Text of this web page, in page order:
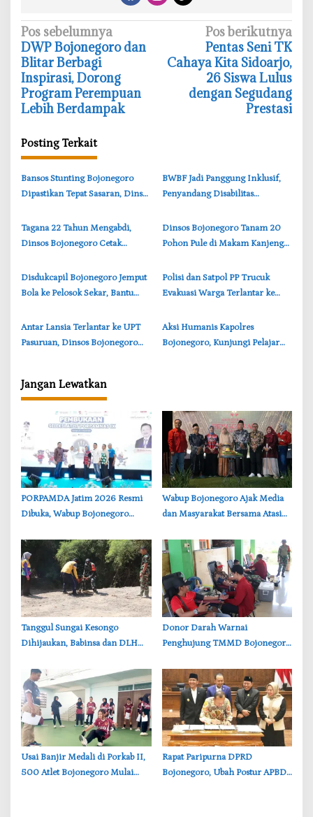
N
a
v
i
g
s
i
p
s
Pos sebelumnya
‎DWP Bojonegoro dan
Blitar Berbagi
Inspirasi, Dorong
Program Perempuan
Lebih Berdampak
Pos berikutnya
‎Pentas Seni TK
Cahaya Kita Sidoarjo,
26 Siswa Lulus
dengan Segudang
Prestasi
Posting Terkait
‎Bansos Stunting Bojonegoro
Dipastikan Tepat Sasaran, Dinsos
Data
BWBF Jadi Panggung Inklusif,
Penyandang Disabilitas
Terbaik
‎Tagana 22 Tahun Mengabdi,
Dinsos Bojonegoro Cetak
Pelatihan Dasar
‎Dinsos Bojonegoro Tanam 20
Pohon Pule di Makam Kanjeng
‎Disdukcapil Bojonegoro Jemput
Bola ke Pelosok Sekar, Bantu
‎Polisi dan Satpol PP Trucuk
Evakuasi Warga Terlantar ke
‎Antar Lansia Terlantar ke UPT
Pasuruan, Dinsos Bojonegoro
‎Aksi Humanis Kapolres
Bojonegoro, Kunjungi Pelajar
Jangan Lewatkan
‎PORPAMDA Jatim 2026 Resmi
Dibuka, Wabup Bojonegoro
Bersih
Wabup Bojonegoro Ajak Media
dan Masyarakat Bersama Atasi
‎Tanggul Sungai Kesongo
Dihijaukan, Babinsa dan DLH
Alami
‎Donor Darah Warnai
Penghujung TMMD Bojonegoro
Bergerak untuk Kemanusiaan
‎Usai Banjir Medali di Porkab II,
500 Atlet Bojonegoro Mulai
‎Rapat Paripurna DPRD
Bojonegoro, Ubah Postur APBD